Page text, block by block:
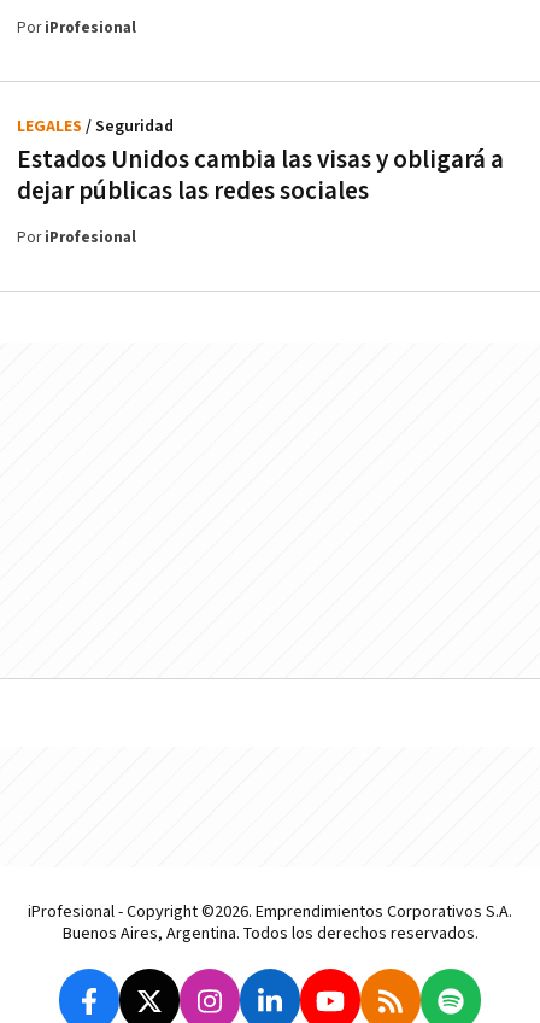
PoriProfesional
Estados Unidos cambia las visas y obligará a
dejar públicas las redes sociales
LEGALES / Seguridad
PoriProfesional
iProfesional - Copyright ©2026. Emprendimientos Corporativos S.A.
Buenos Aires, Argentina. Todos los derechos reservados.